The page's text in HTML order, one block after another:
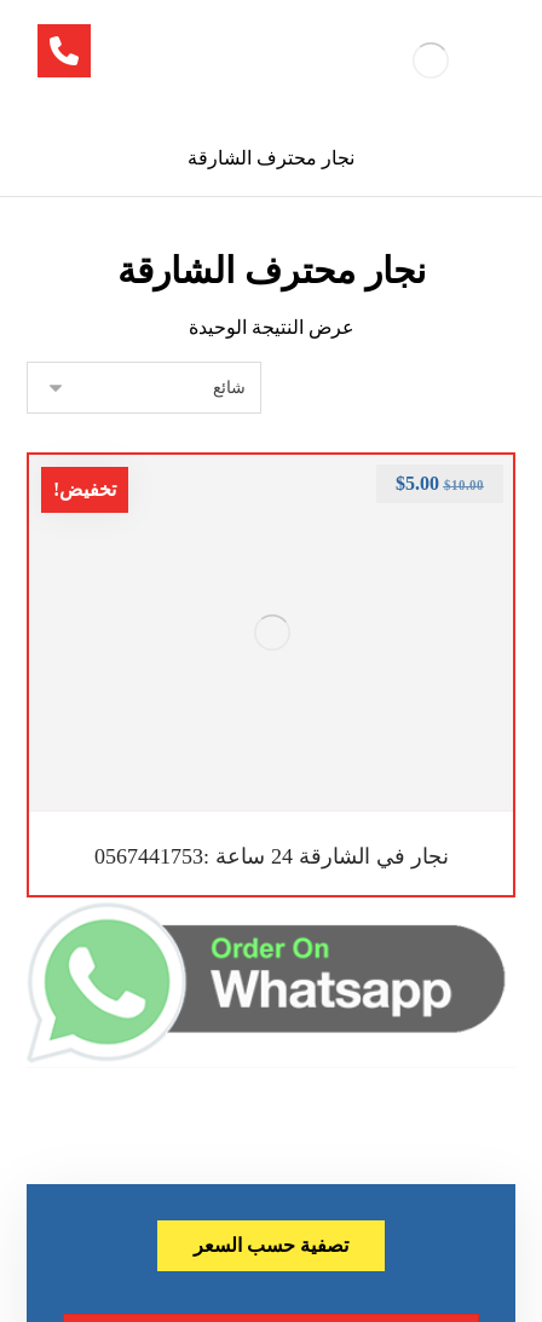
نجار محترف الشارقة
نجار محترف الشارقة
عرض النتيجة الوحيدة
تخفيض!
نجار في الشارقة 24 ساعة :0567441753
$10.00
$5.00
تصفية حسب السعر